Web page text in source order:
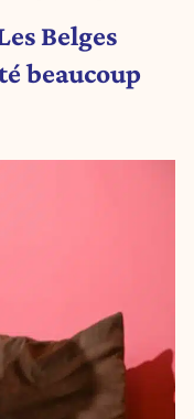
Belges
beaucoup